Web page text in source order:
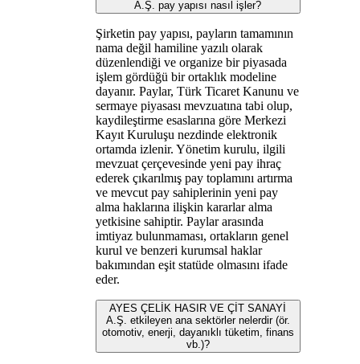
A.Ş. pay yapısı nasıl işler?
Şirketin pay yapısı, payların tamamının
nama değil hamiline yazılı olarak
düzenlendiği ve organize bir piyasada
işlem gördüğü bir ortaklık modeline
dayanır. Paylar, Türk Ticaret Kanunu ve
sermaye piyasası mevzuatına tabi olup,
kaydileştirme esaslarına göre Merkezi
Kayıt Kuruluşu nezdinde elektronik
ortamda izlenir. Yönetim kurulu, ilgili
mevzuat çerçevesinde yeni pay ihraç
ederek çıkarılmış pay toplamını artırma
ve mevcut pay sahiplerinin yeni pay
alma haklarına ilişkin kararlar alma
yetkisine sahiptir. Paylar arasında
imtiyaz bulunmaması, ortakların genel
kurul ve benzeri kurumsal haklar
bakımından eşit statüde olmasını ifade
eder.
AYES ÇELİK HASIR VE ÇİT SANAYİ
A.Ş. etkileyen ana sektörler nelerdir (ör.
otomotiv, enerji, dayanıklı tüketim, finans
vb.)?